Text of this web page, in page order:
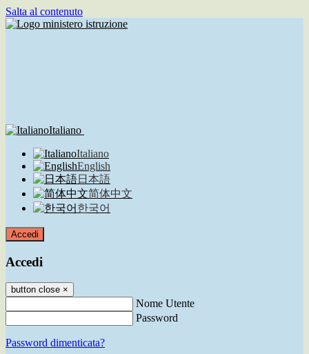
Salta al contenuto
Italiano
Italiano
English
日本語
简体中文
한국어
Accedi
Accedi
button close ×
Nome Utente
Password
Password dimenticata?